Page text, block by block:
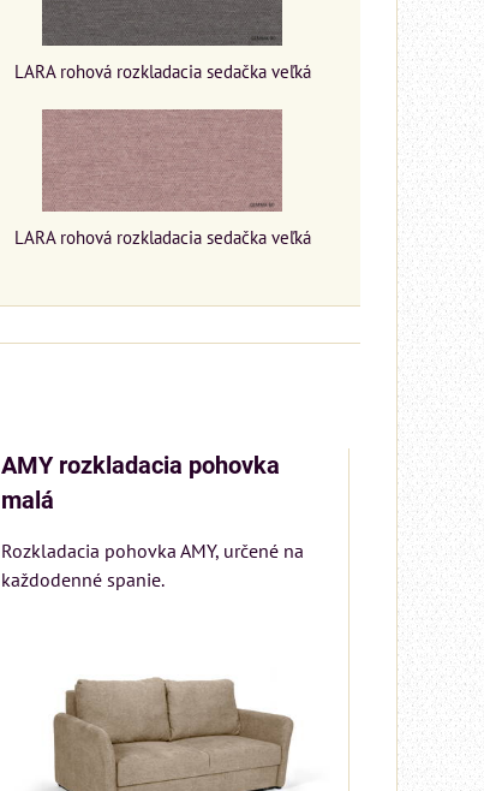
LARA rohová rozkladacia sedačka veľká
LARA rohová rozkladacia sedačka veľká
AMY rozkladacia pohovka
malá
Rozkladacia pohovka AMY, určené na
každodenné spanie.